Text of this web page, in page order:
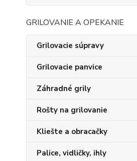
GRILOVANIE A OPEKANIE
Grilovacie súpravy
Grilovacie panvice
Záhradné grily
Rošty na grilovanie
Kliešte a obracačky
Palice, vidličky, ihly